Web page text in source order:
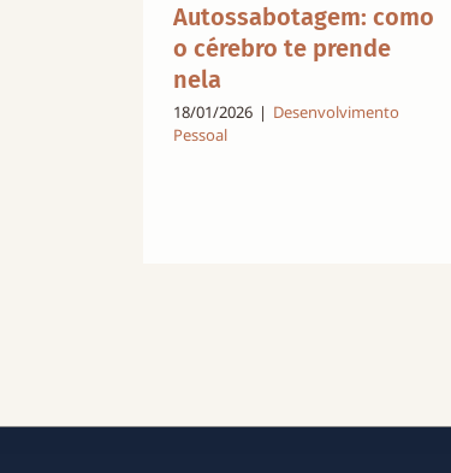
Autossabotagem: como
o cérebro te prende
nela
18/01/2026 | Desenvolvimento
Pessoal